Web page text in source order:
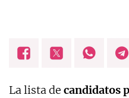
La lista de candidatos